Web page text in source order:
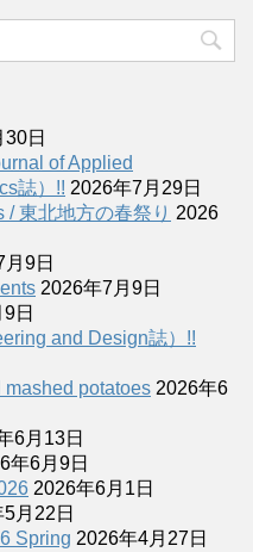
日
of Applied
誌）!! 2026年7月29日
東北地方の春祭り 2026
9日
2026年7月9日
日
and Design誌）!!
mashed potatoes 2026年6
6月13日
年6月9日
2026年6月1日
月22日
Spring 2026年4月27日